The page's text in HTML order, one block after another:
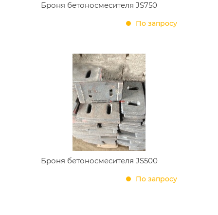
Броня бетоносмесителя JS750
По запросу
Броня бетоносмесителя JS500
По запросу